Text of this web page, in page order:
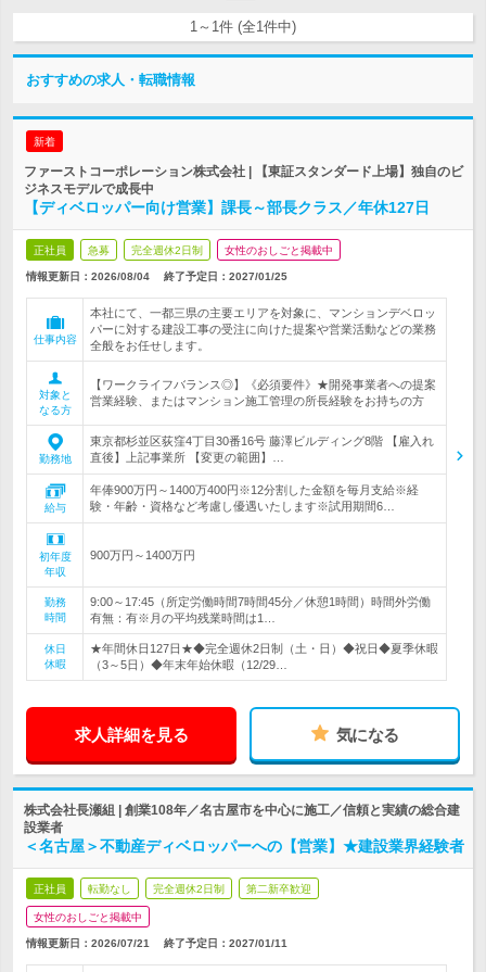
1～1件 (全1件中)
おすすめの求人・転職情報
新着
ファーストコーポレーション株式会社 | 【東証スタンダード上場】独自のビ
ジネスモデルで成長中
【ディベロッパー向け営業】課長～部長クラス／年休127日
正社員 急募 完全週休2日制 女性のおしごと掲載中
情報更新日：2026/08/04 終了予定日： 2027/01/25
仕事内容
本社にて、一都三県の主要エリアを対象に、マンションデベロッ
パーに対する建設工事の受注に向けた提案や営業活動などの業務
全般をお任せします。
対象と
なる方
【ワークライフバランス◎】《必須要件》★開発事業者への提案
営業経験、またはマンション施工管理の所長経験をお持ちの方
勤務地
東京都杉並区荻窪4丁目30番16号 藤澤ビルディング8階 【雇入れ
直後】上記事業所 【変更の範囲】…
給与
年俸900万円～1400万400円※12分割した金額を毎月支給※経
験・年齢・資格など考慮し優遇いたします※試用期間6…
初年度
年収
900万円～1400万円
勤務
時間
9:00～17:45（所定労働時間7時間45分／休憩1時間）時間外労働
有無：有※月の平均残業時間は1…
休日
休暇
★年間休日127日★◆完全週休2日制（土・日）◆祝日◆夏季休暇
（3～5日）◆年末年始休暇（12/29…
求人詳細を見る 気になる
株式会社長瀬組 | 創業108年／名古屋市を中心に施工／信頼と実績の総合建
設業者
＜名古屋＞不動産ディベロッパーへの【営業】★建設業界経験者
正社員 転勤なし 完全週休2日制 第二新卒歓迎
女性のおしごと掲載中
情報更新日：2026/07/21 終了予定日： 2027/01/11